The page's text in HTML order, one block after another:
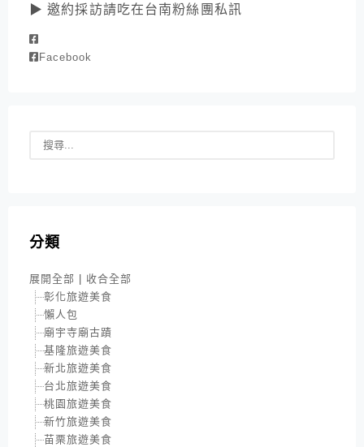
▶ 邀約採訪請吃在台南粉絲團私訊
Facebook
分類
展開全部
收合全部
彰化旅遊美食
懶人包
廟宇寺廟古蹟
基隆旅遊美食
新北旅遊美食
台北旅遊美食
桃園旅遊美食
新竹旅遊美食
苗栗旅遊美食